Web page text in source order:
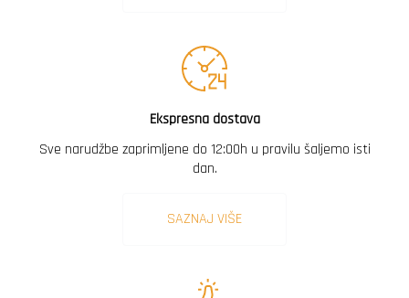
Ekspresna dostava
Sve narudžbe zaprimljene do 12:00h u pravilu šaljemo isti
dan.
SAZNAJ VIŠE